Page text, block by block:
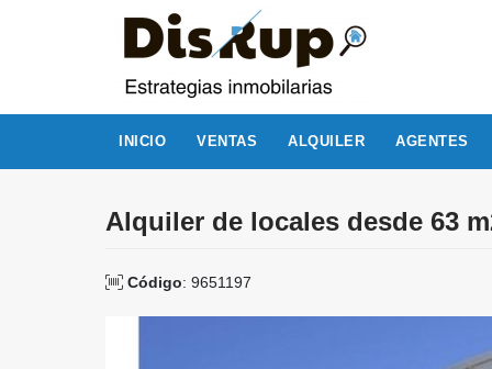
INICIO VENTAS ALQUILER AGENTES
Alquiler de locales desde 63
Código: 9651197